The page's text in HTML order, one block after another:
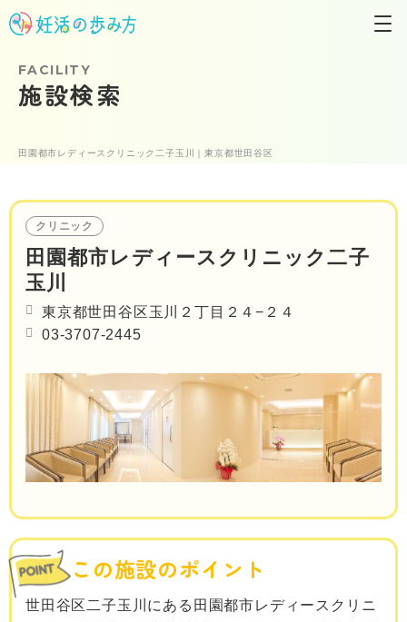
田園都市レディースクリニック二子玉川｜東京都世田谷区
FACILITY
施設検索
クリニック
田園都市レディースクリニック二子
玉川
東京都世田谷区玉川２丁目２４−２４
03-3707-2445
この施設のポイント
世田谷区二子玉川にある田園都市レディースクリニ